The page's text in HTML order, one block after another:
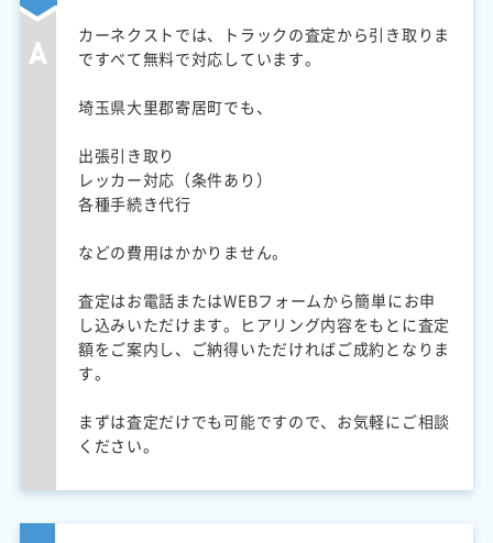
カーネクストでは、トラックの査定から引き取りま
ですべて無料で対応しています。
埼玉県大里郡寄居町でも、
出張引き取り
レッカー対応（条件あり）
各種手続き代行
などの費用はかかりません。
査定はお電話またはWEBフォームから簡単にお申
し込みいただけます。ヒアリング内容をもとに査定
額をご案内し、ご納得いただければご成約となりま
す。
まずは査定だけでも可能ですので、お気軽にご相談
ください。